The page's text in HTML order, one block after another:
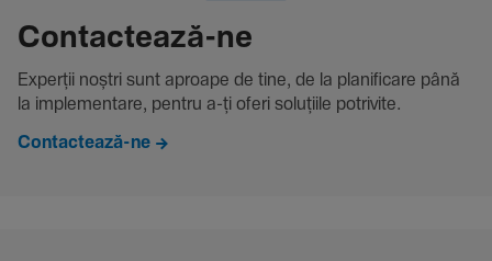
Contac­tează-ne
Experții noștri sunt aproape de tine, de la plani­fi­care până
la imple­men­tare, pentru a-ți oferi solu­țiile potri­vite.
Contactează-ne